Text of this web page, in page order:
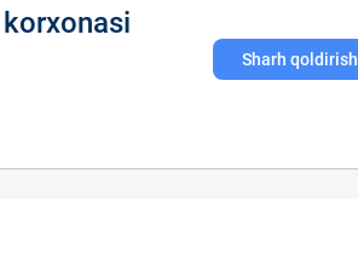
korxonasi
Sharh qoldirish